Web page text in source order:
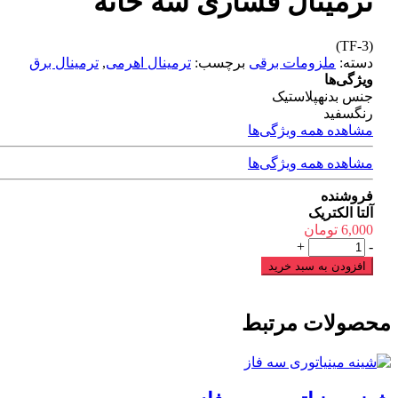
(TF-3)
دسته: ملزومات برقی برچسب: ترمینال اهرمی, ترمینال برق
ویژگی‌ها
جنس بدنهپلاستیک
رنگسفید
مشاهده همه ویژگی‌ها
مشاهده همه ویژگی‌ها
فروشنده
آلتا الکتریک
6,000 تومان
ترمینال
فشاری
سه
-
+
افزودن به سبد خرید
محصولات مرتبط